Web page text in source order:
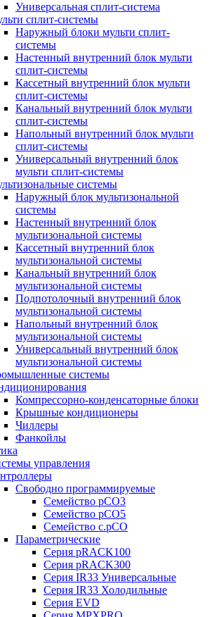
Универсальная сплит-система
сплит-системы
Наружный блоки мульти сплит-
системы
Настенный внутренний блок мульти
сплит-системы
Кассетный внутренний блок мульти
сплит-системы
Канальный внутренний блок мульти
сплит-системы
Напольный внутренний блок мульти
сплит-системы
Универсальный внутренний блок
мульти сплит-системы
системы
Наружный блок мультизональной
системы
Настенный внутренний блок
мультизональной системы
Кассетный внутренний блок
мультизональной системы
Канальный внутренний блок
мультизональной системы
Подпотолочный внутренний блок
мультизональной системы
Напольный внутренний блок
мультизональной системы
Универсальный внутренний блок
мультизональной системы
системы
Компрессорно-конденсаторные блоки
Крышные кондиционеры
Чиллеры
Фанкойлы
управления
Свободно программируемые
Семейство pCO3
Семейство pCO5
Семейство c.pCO
Параметрические
Серия pRACK100
Серия pRACK300
Серия IR33 Универсальные
Серия IR33 Холодильные
Серия EVD